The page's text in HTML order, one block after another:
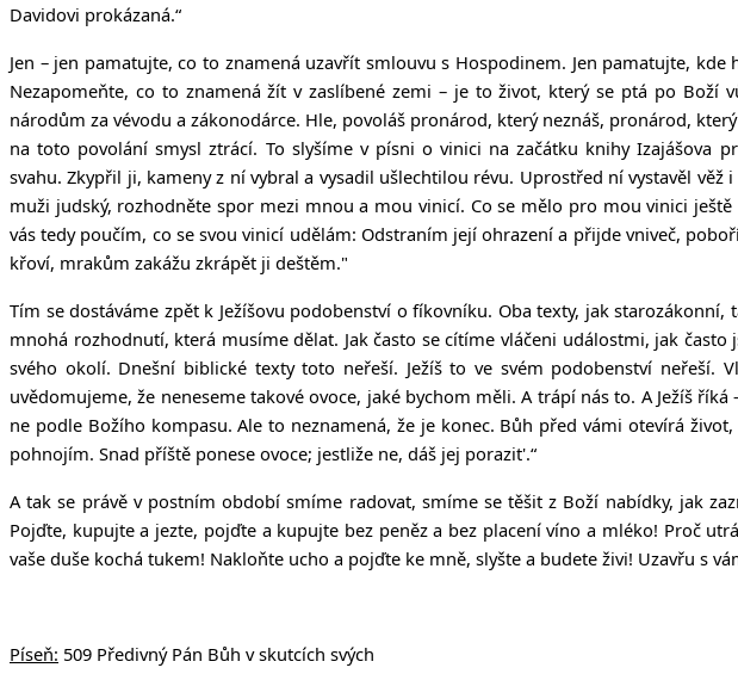
Davidovi prokázaná.“
Jen – jen pamatujte, co to znamená uzavřít smlouvu s Hospodinem. Jen pamatujte,
Nezapomeňte, co to znamená žít v zaslíbené zemi – je to život, který se ptá po
národům za vévodu a zákonodárce. Hle, povoláš pronárod, který neznáš, pronárod,
na toto povolání smysl ztrácí. To slyšíme v písni o vinici na začátku knihy
svahu. Zkypřil ji, kameny z ní vybral a vysadil ušlechtilou révu. Uprostřed ní vystavěl věž
muži judský, rozhodněte spor mezi mnou a mou vinicí. Co se mělo pro mou vinici
vás tedy poučím, co se svou vinicí udělám: Odstraním její ohrazení a přijde vniveč,
křoví, mrakům zakážu zkrápět ji deštěm."
Tím se dostáváme zpět k Ježíšovu podobenství o fíkovníku. Oba texty, jak
mnohá rozhodnutí, která musíme dělat. Jak často se cítíme vláčeni událostmi, jak
svého okolí. Dnešní biblické texty toto neřeší. Ježíš to ve svém podobenství
uvědomujeme, že neneseme takové ovoce, jaké bychom měli. A trápí nás to. A Ježíš
ne podle Božího kompasu. Ale to neznamená, že je konec. Bůh před vámi otevírá
pohnojím. Snad příště ponese ovoce; jestliže ne, dáš jej porazit'.“
A tak se právě v postním období smíme radovat, smíme se těšit z Boží nabídky, jak
Pojďte, kupujte a jezte, pojďte a kupujte bez peněz a bez placení víno a mléko! Proč
vaše duše kochá tukem! Nakloňte ucho a pojďte ke mně, slyšte a budete živi! Uzavřu s
Píseň: 509 Předivný Pán Bůh v skutcích svých